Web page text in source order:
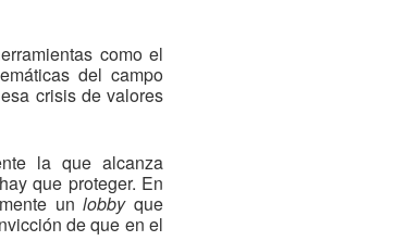
como el
del campo
crisis de valores
la que alcanza
que proteger. En
unlobbyque
de que en el